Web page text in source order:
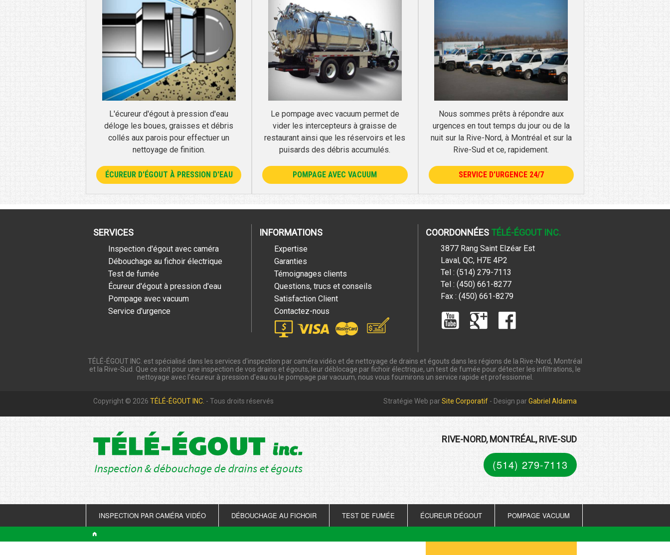
L'écureur d'égout à pression d'eau
déloge les boues, graisses et débris
collés aux parois pour effectuer un
nettoyage de finition.
ÉCUREUR D'ÉGOUT À PRESSION D'EAU
Le pompage avec vacuum permet de
vider les intercepteurs à graisse de
restaurant ainsi que les réservoirs et les
puisards des débris accumulés.
POMPAGE AVEC VACUUM
Nous sommes prêts à répondre aux
urgences en tout temps du jour ou de la
nuit sur la Rive-Nord, à Montréal et sur la
Rive-Sud et ce, rapidement.
SERVICE D'URGENCE 24/7
SERVICES
Inspection d'égout avec caméra
Débouchage au fichoir électrique
Test de fumée
Écureur d'égout à pression d'eau
Pompage avec vacuum
Service d'urgence
INFORMATIONS
Expertise
Garanties
Témoignages clients
Questions, trucs et conseils
Satisfaction Client
Contactez-nous
COORDONNÉES TÉLÉ-ÉGOUT INC.
3877 Rang Saint Elzéar Est
Laval, QC, H7E 4P2
Tel : (514) 279-7113
Tel : (450) 661-8277
Fax : (450) 661-8279
TÉLÉ-ÉGOUT INC. est spécialisé dans les services d'inspection par caméra vidéo et de nettoyage de drains et égouts dans les régions de la Rive-Nord, Montréal
et la Rive-Sud. Que ce soit pour une inspection de vos drains et égouts, leur déblocage par fichoir électrique, un test de fumée pour détecter les infiltrations, le
nettoyage avec l'écureur à pression d'eau ou le pompage par vacuum, nous vous fournirons un service rapide et professionnel.
Copyright © 2026 TÉLÉ-ÉGOUT INC. - Tous droits réservés Stratégie Web parSite Corporatif - Design parGabriel Aldama
RIVE-NORD, MONTRÉAL, RIVE-SUD
(514) 279-7113
INSPECTION PAR CAMÉRA VIDÉO DÉBOUCHAGE AU FICHOIR TEST DE FUMÉE ÉCUREUR D'ÉGOUT POMPAGE VACUUM